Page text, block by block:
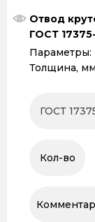
Отвод
ГОСТ
Параметры:
Толщина,